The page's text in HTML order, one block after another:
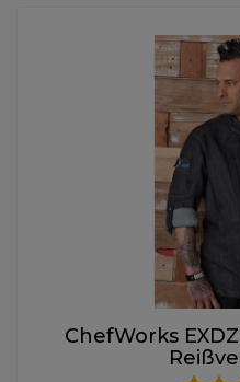
ChefWorks